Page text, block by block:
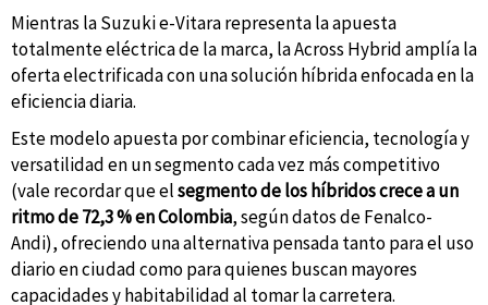
Mientras la Suzuki e-Vitara representa la apuesta
totalmente eléctrica de la marca, la Across Hybrid amplía la
oferta electrificada con una solución híbrida enfocada en la
eficiencia diaria.
Este modelo apuesta por combinar eficiencia, tecnología y
versatilidad en un segmento cada vez más competitivo
(vale recordar que elsegmento de los híbridos crece a un
ritmo de 72,3 % en Colombia, según datos de Fenalco-
Andi), ofreciendo una alternativa pensada tanto para el uso
diario en ciudad como para quienes buscan mayores
capacidades y habitabilidad al tomar la carretera.